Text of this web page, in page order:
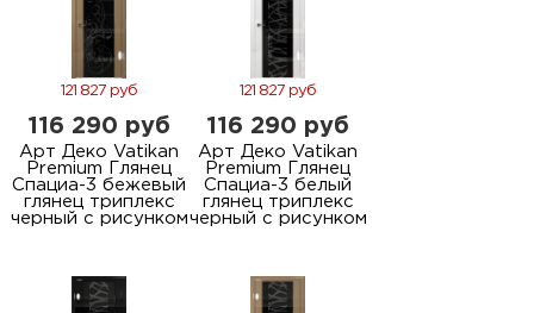
121 827 руб
116 290 руб
Арт Деко Vatikan
Premium Глянец
Спациа-3 бежевый
глянец триплекс
черный с рисунком
121 827 руб
116 290 руб
Арт Деко Vatikan
Premium Глянец
Спациа-3 белый
глянец триплекс
черный с рисунком